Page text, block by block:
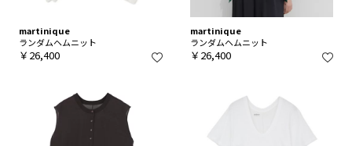
martinique
ランダムヘムニット
￥26,400
martinique
ランダムヘムニット
￥26,400